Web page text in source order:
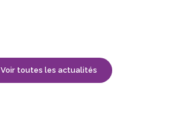
Voir toutes les actualités